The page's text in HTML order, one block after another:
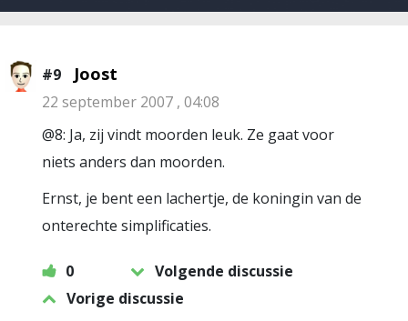
#9 Joost
22 september 2007 , 04:08
@8: Ja, zij vindt moorden leuk. Ze gaat voor
niets anders dan moorden.
Ernst, je bent een lachertje, de koningin van de
onterechte simplificaties.
0
Volgende discussie
Vorige discussie